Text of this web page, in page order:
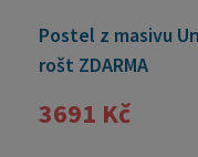
Postel z masivu
rošt ZDARMA
3691 Kč